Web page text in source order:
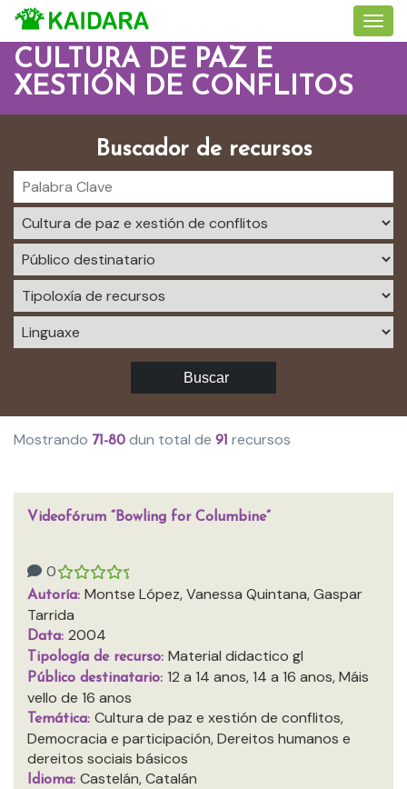
CULTURA DE PAZ E
XESTIÓN DE CONFLITOS
Buscador de recursos
Buscar
Mostrando 71-80 dun total de 91 recursos
Videofórum “Bowling for Columbine”
0
Autoría: Montse López, Vanessa Quintana, Gaspar
Tarrida
Data: 2004
Tipología de recurso: Material didactico gl
Público destinatario: 12 a 14 anos, 14 a 16 anos, Máis
vello de 16 anos
Temática: Cultura de paz e xestión de conflitos,
Democracia e participación, Dereitos humanos e
dereitos sociais básicos
Idioma: Castelán, Catalán